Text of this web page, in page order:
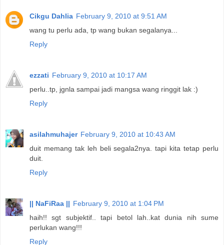
Cikgu Dahlia February 9, 2010 at 9:51 AM
wang tu perlu ada, tp wang bukan segalanya...
Reply
ezzati February 9, 2010 at 10:17 AM
perlu..tp, jgnla sampai jadi mangsa wang ringgit lak :)
Reply
asilahmuhajer February 9, 2010 at 10:43 AM
duit memang tak leh beli segala2nya. tapi kita tetap perlu
duit.
Reply
|| NaFiRaa || February 9, 2010 at 1:04 PM
haih!! sgt subjektif.. tapi betol lah..kat dunia nih sume
perlukan wang!!!
Reply